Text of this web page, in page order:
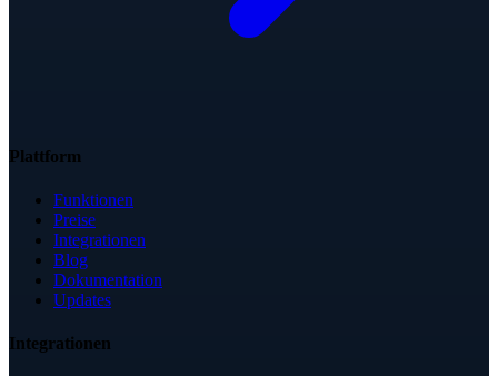
Plattform
Funktionen
Preise
Integrationen
Blog
Dokumentation
Updates
Integrationen